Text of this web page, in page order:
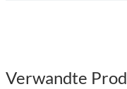
Verwandte